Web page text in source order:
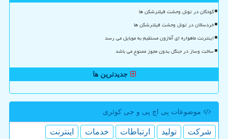
کودکان در تونل وحشت فیلترشکن ها
خردسالان در تونل وحشت فیلترشکن ها
اینترنت ماهواره ای آمازون مستقیم به موبایل می رسد
ساخت وساز در جنگل بدون مجوز ممنوع می باشد
جدیدترین ها
موضوعات پی اچ پی و جی كوئری
شركت تولید ارتباطات خدمات
اینترنت